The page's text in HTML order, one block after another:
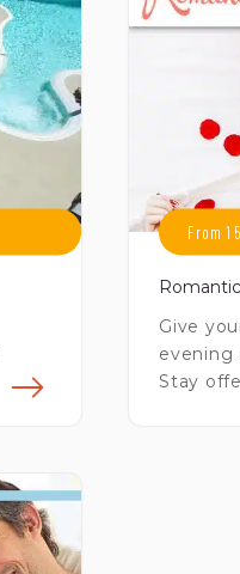
From
Give
evening
Stay